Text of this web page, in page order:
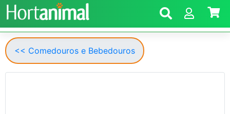
<< Comedouros e Bebedouros